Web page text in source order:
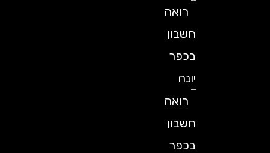
רואה
חשבון
בכפר
רואה
חשבון
בכפר